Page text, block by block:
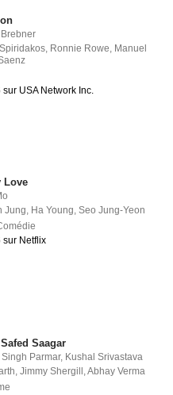
, Ronnie Rowe, Manuel
USA Network Inc.
Love
Jung Ha Young ,Seo Jung-Yeon
sur Netflix
Saagar
Parmar, Kushal Srivastava
,Jimmy Shergill ,Abhay Verma